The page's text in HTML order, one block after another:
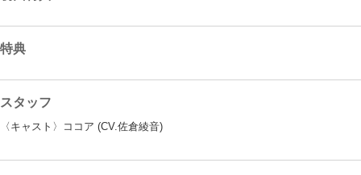
特典
スタッフ
〈キャスト〉ココア (CV.佐倉綾音)